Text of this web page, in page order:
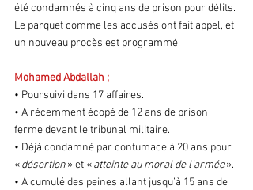
été condamnés à cinq ans de prison pour délits.
Le parquet comme les accusés ont fait appel, et
un nouveau procès est programmé.
Mohamed Abdallah ;
• Poursuivi dans 17 affaires.
• A récemment écopé de 12 ans de prison
ferme devant le tribunal militaire.
• Déjà condamné par contumace à 20 ans pour
« désertion » et « atteinte au moral de l’armée ».
• A cumulé des peines allant jusqu’à 15 ans de